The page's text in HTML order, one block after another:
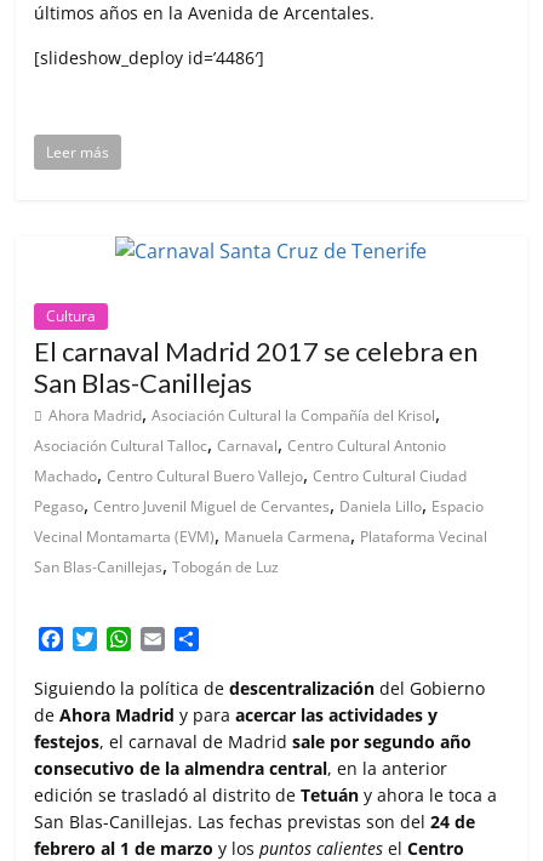
últimos años en la Avenida de Arcentales.
[slideshow_deploy id=’4486′]
Leer más
Cultura
El carnaval Madrid 2017 se celebra en
San Blas-Canillejas
Ahora Madrid,Asociación Cultural la Compañía del Krisol,
Asociación Cultural Talloc,Carnaval,Centro Cultural Antonio
Machado,Centro Cultural Buero Vallejo,Centro Cultural Ciudad
Pegaso,Centro Juvenil Miguel de Cervantes, Daniela Lillo, Espacio
Vecinal Montamarta (EVM), Manuela Carmena, Plataforma Vecinal
San Blas-Canillejas,Tobogán de Luz
c
e
b
o
o
k
i
t
t
e
W
a
t
s
A
p
a
i
l
m
p
a
r
t
i
r
Siguiendo la política dedescentralización del Gobierno
deAhora Madrid y paraacercar las actividades y
festejos, el carnaval de Madridsale por segundo año
consecutivo de la almendra central, en la anterior
edición se trasladó al distrito deTetuány ahora le toca a
San Blas-Canillejas. Las fechas previstas son del24 de
febrero al 1 de marzo y lospuntos calientes elCentro